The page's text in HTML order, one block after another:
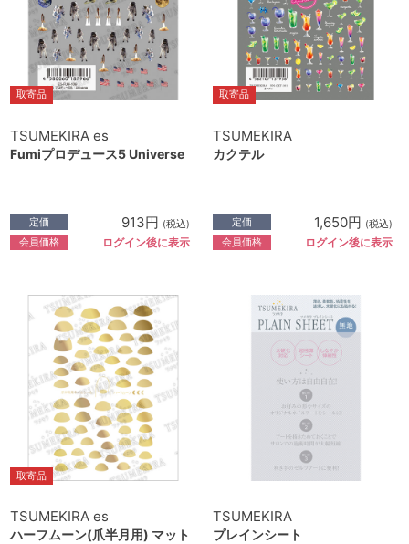
取寄品
TSUMEKIRA es
Fumiプロデュース5 Universe
定価 913円 (税込)
会員価格 ログイン後に表示
取寄品
TSUMEKIRA
カクテル
定価 1,650円 (税込)
会員価格 ログイン後に表示
取寄品
TSUMEKIRA es
ハーフムーン(爪半月用) マット
TSUMEKIRA
プレインシート